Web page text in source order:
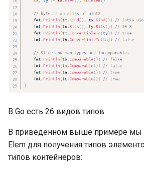
Объявление констант
Типизированные
именованные константы
Автозаполнение в
объявлениях констант
констант
Переменные, объявления
переменных
В Go есть 26 видов типов.
В приведенном выше примере мы
Elem для получения типов
типов контейнеров: